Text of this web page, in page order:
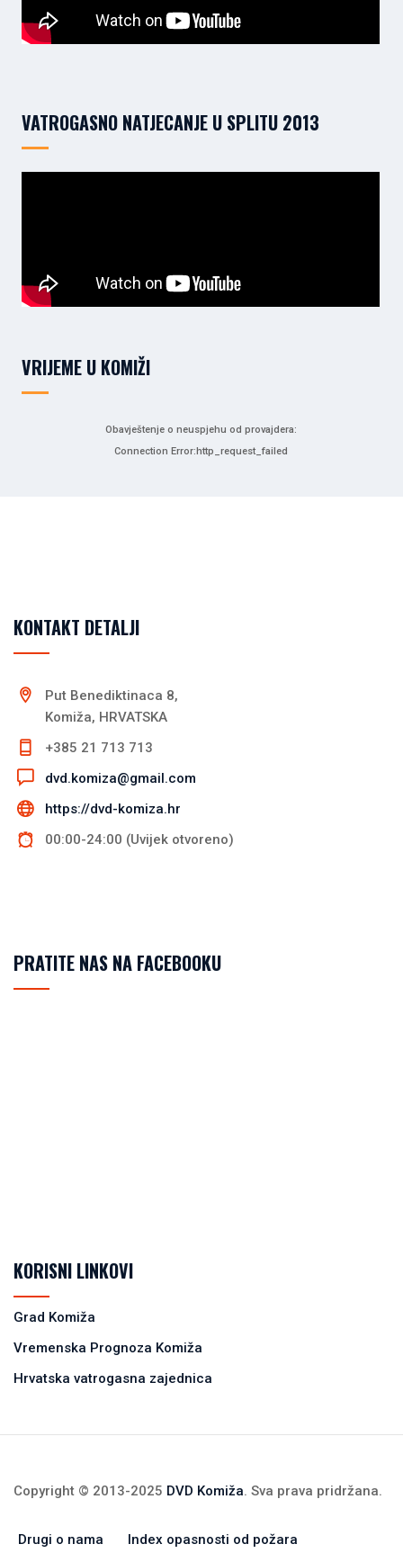
VATROGASNO NATJECANJE U SPLITU 2013
VRIJEME U KOMIŽI
Obavještenje o neuspjehu od provajdera:
Connection Error:http_request_failed
KONTAKT DETALJI
Put Benediktinaca 8,
Komiža, HRVATSKA
+385 21 713 713
dvd.komiza@gmail.com
https://dvd-komiza.hr
00:00-24:00 (Uvijek otvoreno)
PRATITE NAS NA FACEBOOKU
KORISNI LINKOVI
Grad Komiža
Vremenska Prognoza Komiža
Hrvatska vatrogasna zajednica
Copyright © 2013-2025 DVD Komiža. Sva prava pridržana.
Drugi o nama Index opasnosti od požara